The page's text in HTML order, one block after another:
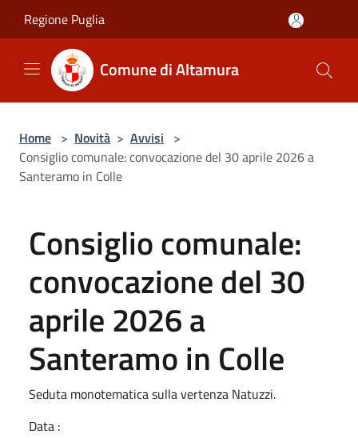
Regione Puglia
Comune di Altamura
Home > Novità > Avvisi >
Consiglio comunale: convocazione del 30 aprile 2026 a
Santeramo in Colle
Consiglio comunale:
convocazione del 30
aprile 2026 a
Santeramo in Colle
Seduta monotematica sulla vertenza Natuzzi.
Data :